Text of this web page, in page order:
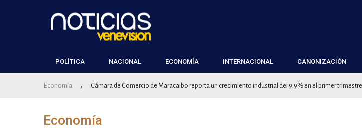
POLÍTICA NACIONAL ECONOMÍA INTERNACIONAL CANONIZACIÓN
Economía / Cámara de Comercio de Maracaibo reporta un crecimiento industrial del 9.9% en el primer trimestre
Economía